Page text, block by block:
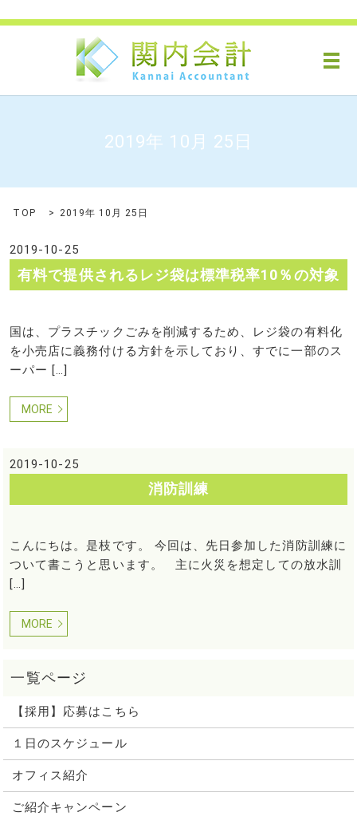
メ
2019年 10月 25日
TOP 2019年 10月 25日
2019-10-25
有料で提供されるレジ袋は標準税率10％の対象
国は、プラスチックごみを削減するため、レジ袋の有料化
を小売店に義務付ける方針を示しており、すでに一部のス
ーパー […]
MORE
2019-10-25
消防訓練
こんにちは。是枝です。 今回は、先日参加した消防訓練に
ついて書こうと思います。 主に火災を想定しての放水訓
[…]
MORE
【採用】応募はこちら
１日のスケジュール
オフィス紹介
ご紹介キャンペーン